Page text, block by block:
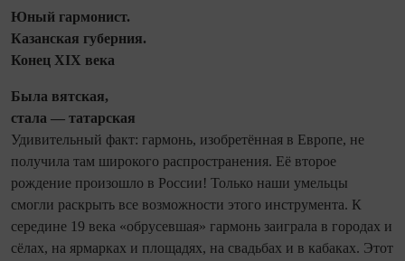
Юный гармонист.
Казанская губерния.
Конец XIX века
Была вятская,
стала — татарская
Удивительный факт: гармонь, изобретённая в Европе, не
получила там широкого распространения. Её второе
рождение произошло в России! Только наши умельцы
смогли раскрыть все возможности этого инструмента. К
середине 19 века «обрусевшая» гармонь заиграла в городах и
сёлах, на ярмарках и площадях, на свадьбах и в кабаках. Этот